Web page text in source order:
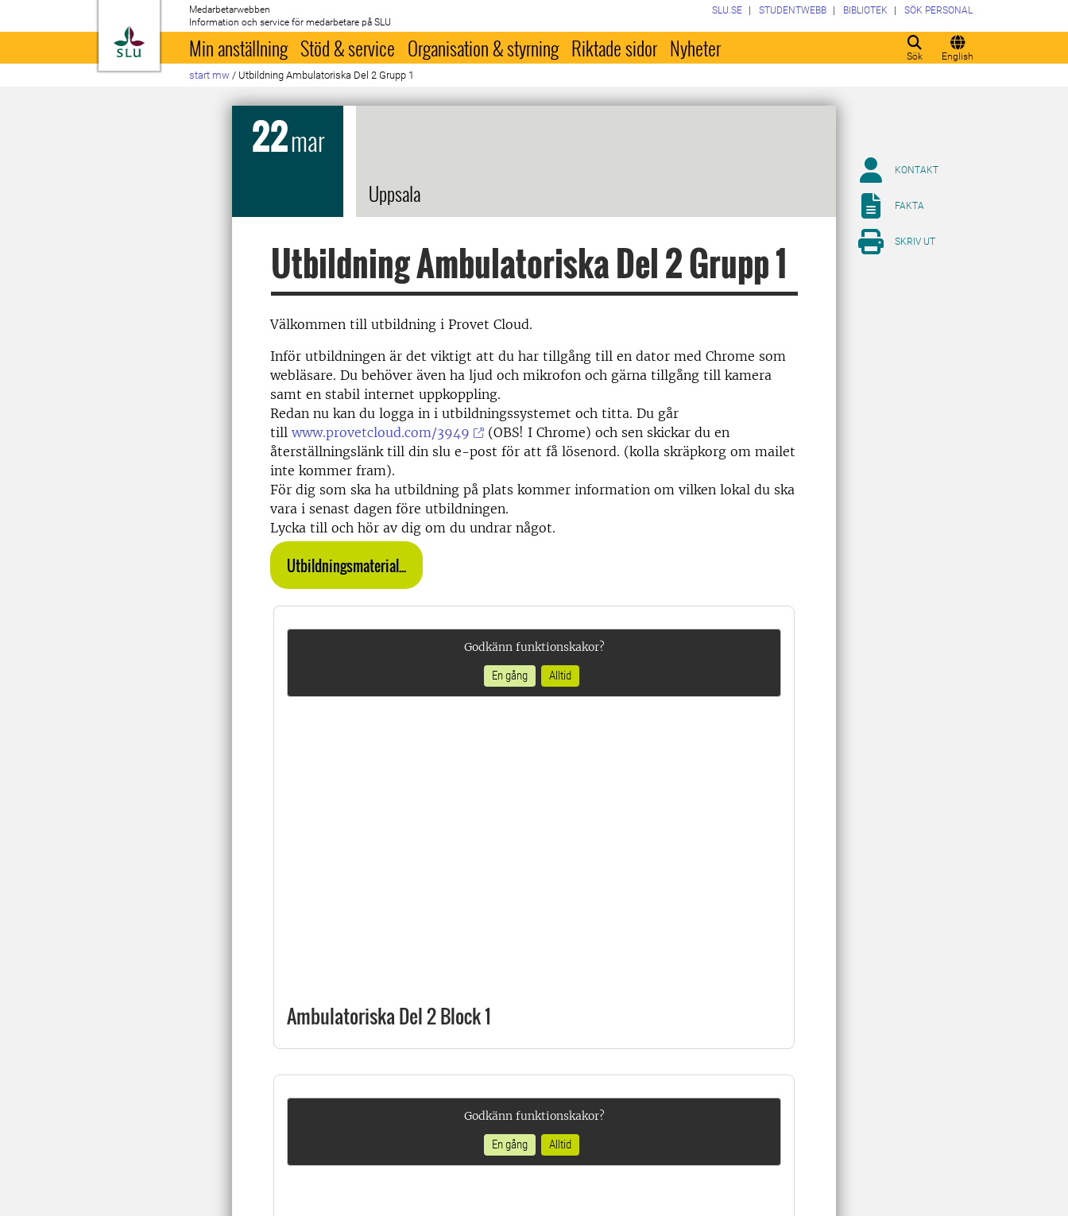
Till startsida
Medarbetarwebben
Information och service för medarbetare på SLU
Sök English
SLU.SE STUDENTWEBB BIBLIOTEK SÖK PERSONAL
Min anställning Stöd & service Organisation & styrning Riktade sidor Nyheter
start mw / Utbildning Ambulatoriska Del 2 Grupp 1
22mar
Uppsala
Utbildning Ambulatoriska Del 2 Grupp 1
Välkommen till utbildning i Provet Cloud.
Inför utbildningen är det viktigt att du har tillgång till en dator med Chrome som
webläsare. Du behöver även ha ljud och mikrofon och gärna tillgång till kamera
samt en stabil internet uppkoppling.
Redan nu kan du logga in i utbildningssystemet och titta. Du går
till www.provetcloud.com/3949
(OBS! I Chrome) och sen skickar du en
återställningslänk till din slu e-post för att få lösenord. (kolla skräpkorg om mailet
inte kommer fram).
För dig som ska ha utbildning på plats kommer information om vilken lokal du ska
vara i senast dagen före utbildningen.
Lycka till och hör av dig om du undrar något.
Utbildningsmaterial...
Godkänn funktionskakor?
En gång
Alltid
Ambulatoriska Del 2 Block 1
Godkänn funktionskakor?
En gång
Alltid
KONTAKT
FAKTA
SKRIV UT